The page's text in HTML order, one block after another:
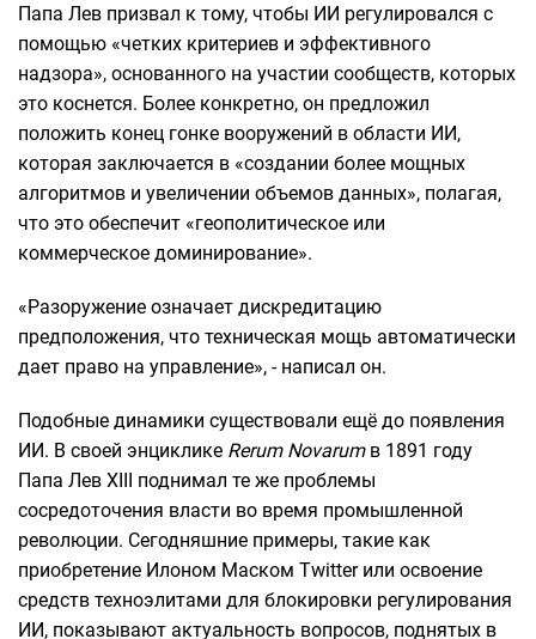
Папа Лев призвал к тому, чтобы ИИ регулировался с
помощью «четких критериев и эффективного
надзора», основанного на участии сообществ, которых
это коснется. Более конкретно, он предложил
положить конец гонке вооружений в области ИИ,
которая заключается в «создании более мощных
алгоритмов и увеличении объемов данных», полагая,
что это обеспечит «геополитическое или
коммерческое доминирование».
«Разоружение означает дискредитацию
предположения, что техническая мощь автоматически
дает право на управление», - написал он.
Подобные динамики существовали ещё до появления
ИИ. В своей энциклике Rerum Novarumв 1891 году
Папа Лев XIII поднимал те же проблемы
сосредоточения власти во время промышленной
революции. Сегодняшние примеры, такие как
приобретение Илоном Маском Twitter или освоение
средств техноэлитами для блокировки регулирования
ИИ, показывают актуальность вопросов, поднятых в